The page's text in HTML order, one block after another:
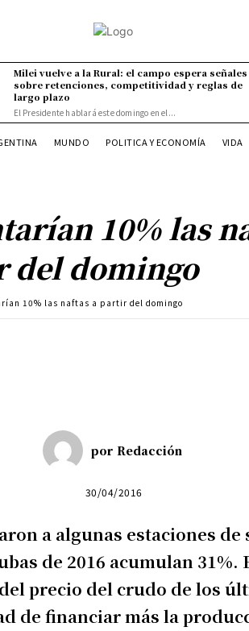
Milei vuelve a la Rural: el campo espera señales
sobre retenciones, competitividad y reglas de
largo plazo
El Presidente hablará este domingo en el...
MUNDO POLITICA Y ECONOMÍA VIDA
10% las
del domingo
10% las naftas a partir del domingo
por Redacción
30/04/2016
a algunas estaciones de
de 2016 acumulan 31%.
precio del crudo de los
de financiar más la